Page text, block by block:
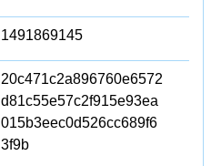
1491869145
20c471c2a896760e6572
d81c55e57c2f915e93ea
015b3eec0d526cc689f6
3f9b